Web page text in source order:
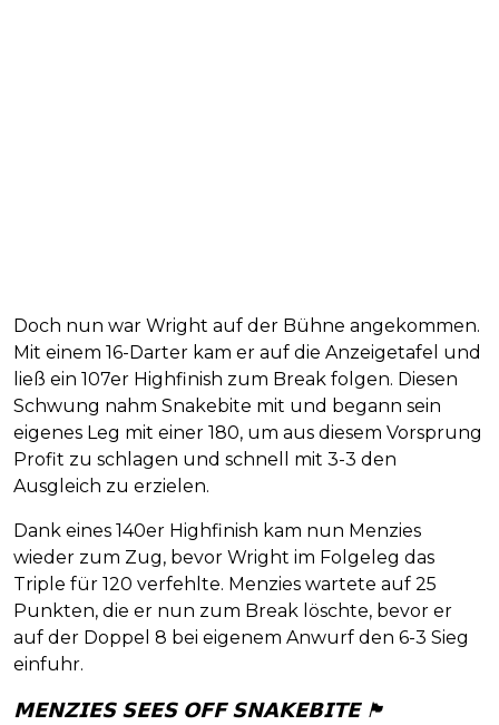
Doch nun war Wright auf der Bühne angekommen.
Mit einem 16-Darter kam er auf die Anzeigetafel und
ließ ein 107er Highfinish zum Break folgen. Diesen
Schwung nahm Snakebite mit und begann sein
eigenes Leg mit einer 180, um aus diesem Vorsprung
Profit zu schlagen und schnell mit 3-3 den
Ausgleich zu erzielen.
Dank eines 140er Highfinish kam nun Menzies
wieder zum Zug, bevor Wright im Folgeleg das
Triple für 120 verfehlte. Menzies wartete auf 25
Punkten, die er nun zum Break löschte, bevor er
auf der Doppel 8 bei eigenem Anwurf den 6-3 Sieg
einfuhr.
𝗠𝗘𝗡𝗭𝗜𝗘𝗦 𝗦𝗘𝗘𝗦 𝗢𝗙𝗙 𝗦𝗡𝗔𝗞𝗘𝗕𝗜𝗧𝗘 🏴󠁧󠁢󠁳󠁣󠁴󠁿